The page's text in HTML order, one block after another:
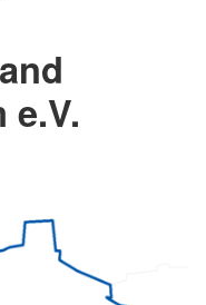
e.V.